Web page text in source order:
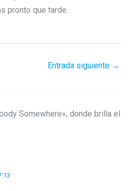
pronto que tarde.
Entrada siguiente →
Somewhere», donde brilla el